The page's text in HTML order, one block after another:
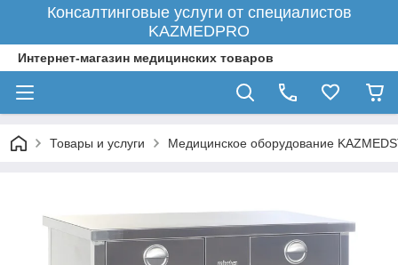
Консалтинговые услуги от специалистов
KAZMEDPRO
Интернет-магазин медицинских товаров
Товары и услуги Медицинское оборудование